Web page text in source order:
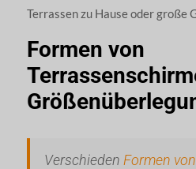
Terrassen zu Hause oder große
Formen von
Verschieden Formen von